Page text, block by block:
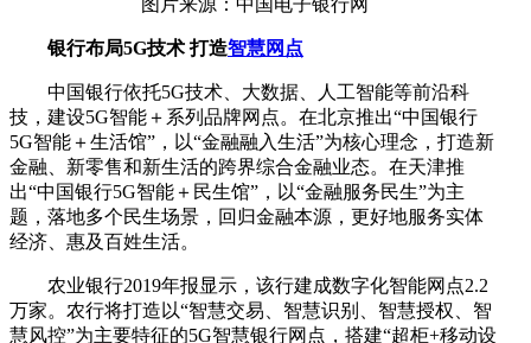
银行布局5G技术 打造智慧网点
中国银行依托5G技术、大数据、人工智能等前沿科
技，建设5G智能＋系列品牌网点。在北京推出“中国银行
5G智能＋生活馆”，以“金融融入生活”为核心理念，打造新
金融、新零售和新生活的跨界综合金融业态。在天津推
出“中国银行5G智能＋民生馆”，以“金融服务民生”为主
题，落地多个民生场景，回归金融本源，更好地服务实体
经济、惠及百姓生活。
农业银行2019年报显示，该行建成数字化智能网点2.2
万家。农行将打造以“智慧交易、智慧识别、智慧授权、智
慧风控”为主要特征的5G智慧银行网点，搭建“超柜+移动设